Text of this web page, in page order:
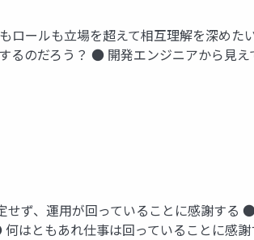
ロールも立場を超えて相互理解を深め
るのだろう？ ● 開発エンジニアから見
せず、運用が回っていることに感謝す
はともあれ仕事は回っていることに感